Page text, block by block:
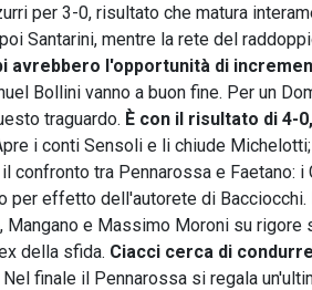
per 3-0, risultato che matura
Santarini, mentre la rete del
avrebbero l'opportunità di
Bollini vanno a buon fine. Per un
traguardo. È con il risultato di 4-
i conti Sensoli e li chiude
confronto tra Pennarossa e Faetano:
per effetto dell'autorete di
Mangano e Massimo Moroni su
della sfida. Ciacci cerca di
Nel finale il Pennarossa si regala